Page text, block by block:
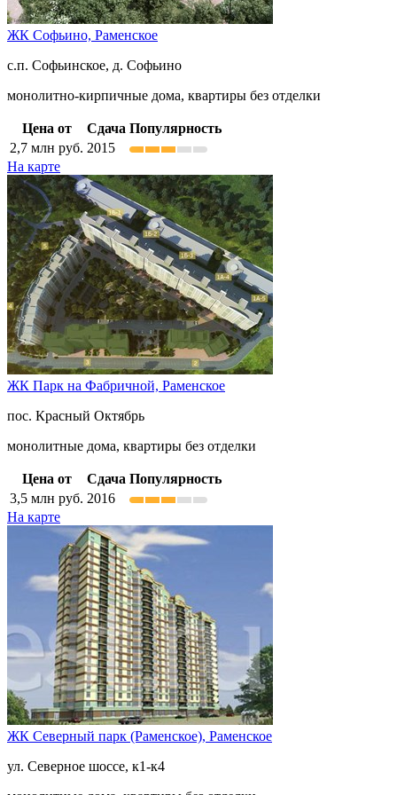
ЖК Софьино, Раменское
с.п. Софьинское, д. Софьино
монолитно-кирпичные дома, квартиры без отделки
Цена от Сдача Популярность
2,7 млн руб. 2015
На карте
ЖК Парк на Фабричной, Раменское
пос. Красный Октябрь
монолитные дома, квартиры без отделки
Цена от Сдача Популярность
3,5 млн руб. 2016
На карте
ЖК Северный парк (Раменское), Раменское
ул. Северное шоссе, к1-к4